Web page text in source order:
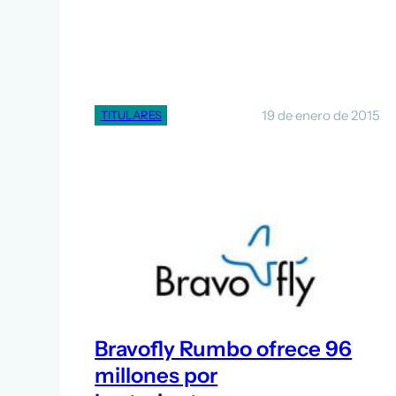
TITULARES 19 de enero de 2015
Bravofly Rumbo ofrece 96
millones por